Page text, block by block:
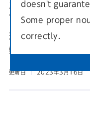
避難所運営
避難所運営ルールや資機
難所運営基本マニュアル
更新日 2023年3月16日
doesn't
Some proper
correctly.